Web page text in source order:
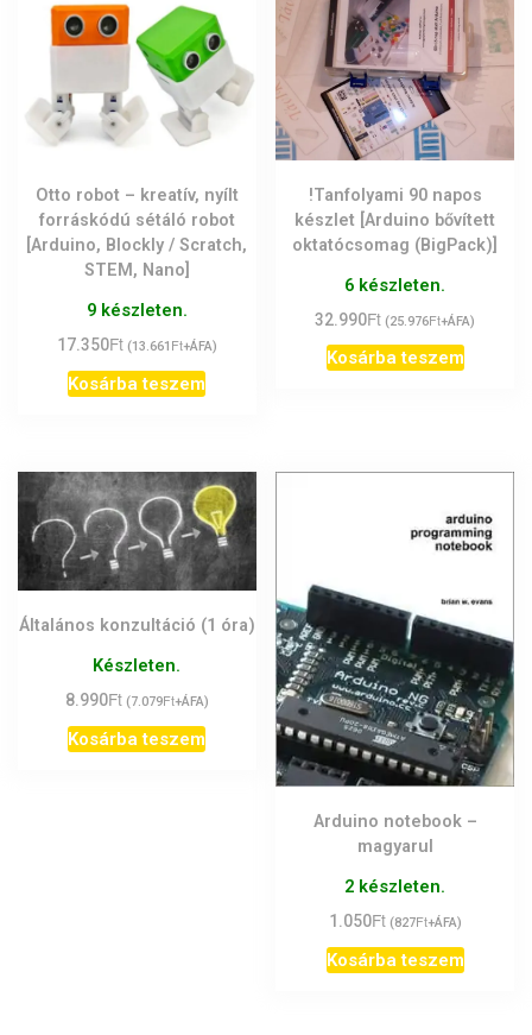
Otto robot – kreatív, nyílt
forráskódú sétáló robot
[Arduino, Blockly / Scratch,
STEM, Nano]
9 készleten.
17.350Ft (13.661 Ft+ÁFA)
Kosárba teszem
!Tanfolyami 90 napos
készlet [Arduino bővített
oktatócsomag (BigPack)]
6 készleten.
32.990Ft (25.976Ft+ÁFA)
Kosárba teszem
Általános konzultáció (1 óra)
Készleten.
8.990Ft (7.079Ft+ÁFA)
Kosárba teszem
Arduino notebook –
magyarul
2 készleten.
1.050Ft (827Ft+ÁFA)
Kosárba teszem